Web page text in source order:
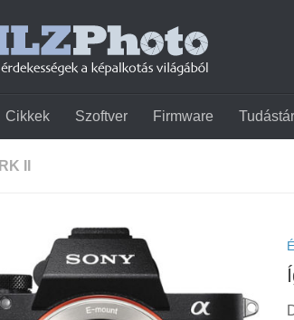
Cikkek Szoftver Firmware Tudástár
II